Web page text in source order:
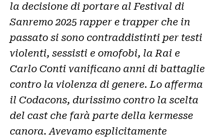
la decisione di portare al Festival di
Sanremo 2025 rapper e trapper che in
passato si sono contraddistinti per testi
violenti, sessisti e omofobi, la Rai e
Carlo Conti vanificano anni di battaglie
contro la violenza di genere. Lo afferma
il Codacons, durissimo contro la scelta
del cast che farà parte della kermesse
canora. Avevamo esplicitamente